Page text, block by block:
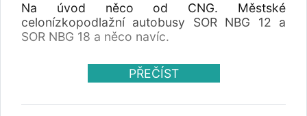
Na úvod něco od CNG. Městské
celonízkopodlažní autobusy SOR NBG 12 a
SOR NBG 18 a něco navíc.
PŘEČÍST